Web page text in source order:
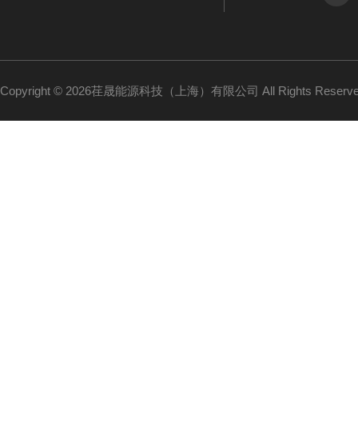
Copyright © 2026荏晟能源科技（上海）有限公司 All Rights